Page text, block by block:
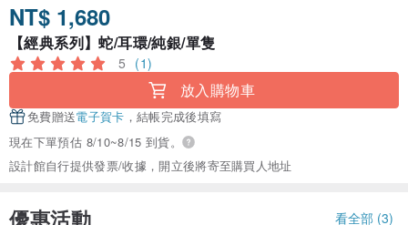
NT$ 1,680
【經典系列】蛇/耳環/純銀/單隻
5 (1)
放入購物車
免費贈送電子賀卡 ，結帳完成後填寫
現在下單預估 8/10~8/15 到貨。
設計館自行提供發票/收據，開立後將寄至購買人地址
優惠活動 看全部 (3)